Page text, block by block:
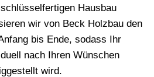
Hausbau
wir von Beck Holzbau den
bis Ende, sodass Ihr
nach Ihren Wünschen
wird.